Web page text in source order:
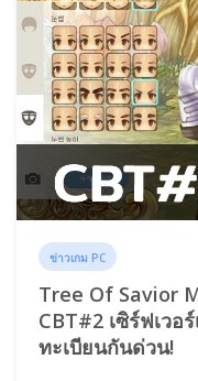
ข่าวเกม PC
Tree Of Savior
CBT#2 เซิร์ฟเวอ
ทะเบียนกันด่วน!